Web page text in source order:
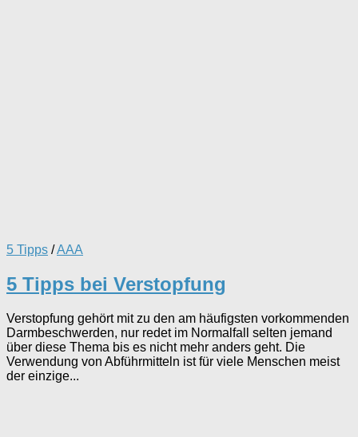
5 Tipps /AAA
5 Tipps bei Verstopfung
Verstopfung gehört mit zu den am häufigsten vorkommenden
Darmbeschwerden, nur redet im Normalfall selten jemand
über diese Thema bis es nicht mehr anders geht. Die
Verwendung von Abführmitteln ist für viele Menschen meist
der einzige...